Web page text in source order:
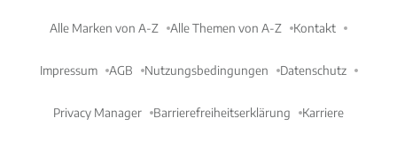
Alle Marken von A-Z Alle Themen von A-Z Kontakt
Impressum AGB Nutzungsbedingungen Datenschutz
Privacy Manager Barrierefreiheitserklärung Karriere